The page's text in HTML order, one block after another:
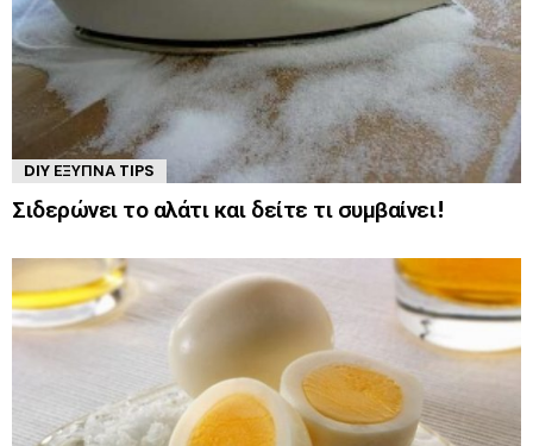
DIY ΈΞΥΠΝΑ TIPS
Σιδερώνει το αλάτι και δείτε τι συμβαίνει!